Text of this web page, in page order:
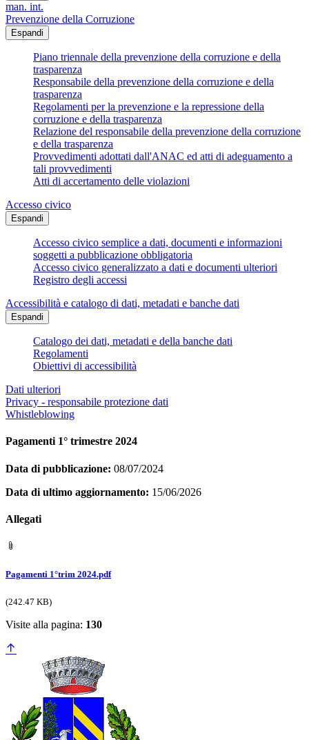
man. int.
Prevenzione della Corruzione
Espandi
Piano triennale della prevenzione della corruzione e della
trasparenza
Responsabile della prevenzione della corruzione e della
trasparenza
Regolamenti per la prevenzione e la repressione della
corruzione e della trasparenza
Relazione del responsabile della prevenzione della corruzione
e della trasparenza
Provvedimenti adottati dall'ANAC ed atti di adeguamento a
tali provvedimenti
Atti di accertamento delle violazioni
Accesso civico
Espandi
Accesso civico semplice a dati, documenti e informazioni
soggetti a pubblicazione obbligatoria
Accesso civico generalizzato a dati e documenti ulteriori
Registro degli accessi
Accessibilità e catalogo di dati, metadati e banche dati
Espandi
Catalogo dei dati, metadati e della banche dati
Regolamenti
Obiettivi di accessibilità
Dati ulteriori
Privacy - responsabile protezione dati
Whistleblowing
Pagamenti 1° trimestre 2024
Data di pubblicazione: 08/07/2024
Data di ultimo aggiornamento: 15/06/2026
Allegati
Pagamenti 1°trim 2024.pdf
(242.47 KB)
Visite alla pagina: 130